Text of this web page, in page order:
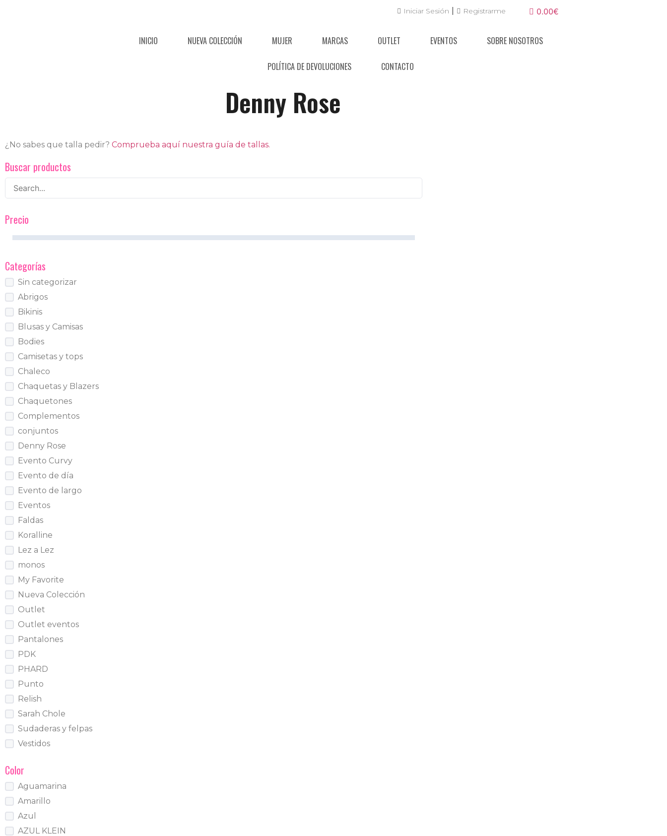
Iniciar Sesión Registrarme 0.00€
INICIO NUEVA COLECCIÓN MUJER MARCAS OUTLET EVENTOS SOBRE NOSOTROS
POLÍTICA DE DEVOLUCIONES CONTACTO
Denny Rose
¿No sabes que talla pedir? Comprueba aquí nuestra guía de tallas.
Buscar productos
Precio
Categorías
Sin categorizar
Abrigos
Bikinis
Blusas y Camisas
Bodies
Camisetas y tops
Chaleco
Chaquetas y Blazers
Chaquetones
Complementos
conjuntos
Denny Rose
Evento Curvy
Evento de día
Evento de largo
Eventos
Faldas
Koralline
Lez a Lez
monos
My Favorite
Nueva Colección
Outlet
Outlet eventos
Pantalones
PDK
PHARD
Punto
Relish
Sarah Chole
Sudaderas y felpas
Vestidos
Color
Aguamarina
Amarillo
Azul
AZUL KLEIN